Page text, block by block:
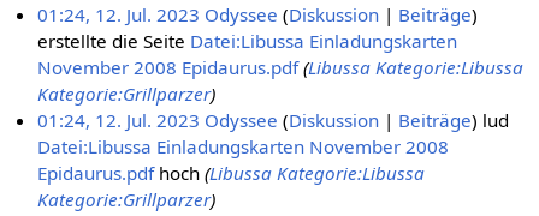
01:24, 12. Jul. 2023 Odyssee Diskussion
Beiträge
erstellte die Seite Datei:Libussa Einladungskarten
November 2008 Epidaurus.pdf (Libussa Kategorie:Libussa
Kategorie:Grillparzer)
01:24, 12. Jul. 2023 Odyssee Diskussion Beiträge lud
Datei:Libussa Einladungskarten November 2008
Epidaurus.pdfhoch(Libussa Kategorie:Libussa
Kategorie:Grillparzer)